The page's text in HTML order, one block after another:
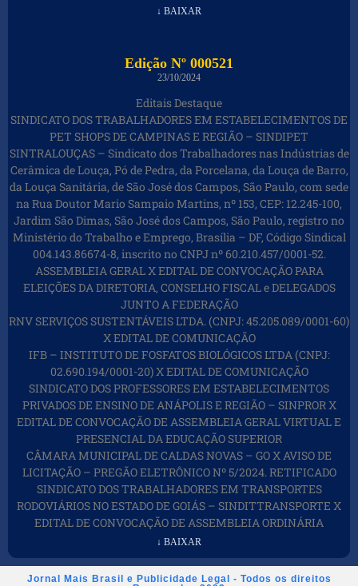
↓ BAIXAR
Edição Nº 000521
23/10/2024
Editais Destaque
SINDICATO DOS TRABALHADORES EM ESTABELECIMENTOS DE
PET SHOPS DE CAMPINAS E REGIÃO – SINDIPET
SINTRALOUÇAS – Sindicato dos Trabalhadores nas Indústrias de
Cerâmica de Louça, Pó de Pedra, da Porcelana, da Louça de Barro,
da Louça Sanitária, de São José dos Campos, São Paulo, com sede
na Rua Doutor Mario Sampaio Martins, nº 153, CEP: 12.245-100,
Jardim São Dimas, São José dos Campos, São Paulo, registro no
Ministério do Trabalho e Emprego, Brasília – DF, Código Sindical
004.143.86674-8, inscrito no CNPJ nº 60.210.457/0001-52.
ASSEMBLEIA GERAL X EDITAL DE CONVOCAÇÃO PARA
ELEIÇÕES DA DIRETORIA, CONSELHO FISCAL e DELEGADOS
JUNTO A FEDERAÇÃO
RNV SERVIÇOS SUSTENTÁVEIS LTDA. (CNPJ: 45.205.089/0001-60)
X EDITAL DE COMUNICAÇÃO
IFB – INSTITUTO DE FOSFATOS BIOLÓGICOS LTDA (CNPJ:
02.690.194/0001-20) X EDITAL DE COMUNICAÇÃO
SINDICATO DOS PROFESSORES EM ESTABELECIMENTOS
PRIVADOS DE ENSINO DE ANÁPOLIS E REGIÃO – SINPROR X
EDITAL DE CONVOCAÇÃO DE ASSEMBLEIA GERAL VIRTUAL E
PRESENCIAL DA EDUCAÇÃO SUPERIOR
CÂMARA MUNICIPAL DE CALDAS NOVAS – GO X AVISO DE
LICITAÇÃO – PREGÃO ELETRÔNICO Nº 5/2024. RETIFICADO
SINDICATO DOS TRABALHADORES EM TRANSPORTES
RODOVIÁRIOS NO ESTADO DE GOIÁS – SINDITTRANSPORTE X
EDITAL DE CONVOCAÇÃO DE ASSEMBLEIA ORDINÁRIA
↓ BAIXAR
Jornal Mais Brasil e Publicidade Legal - Todos os direitos